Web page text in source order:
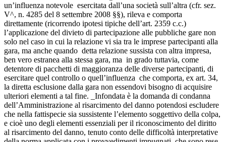
un’influenza notevole esercitata dall’una società sull’altra (cfr. sez.
V^, n. 4285 del 8 settembre 2008 §§), rileva e comporta
direttamente (ricorrendo ipotesi tipiche dell’art. 2359 c.c.)
l’applicazione del divieto di partecipazione alle pubbliche gare non
solo nel caso in cui la relazione vi sia tra le imprese partecipanti alla
gara, ma anche quando detta relazione sussista con altra impresa,
ben vero estranea alla stessa gara, ma in grado tuttavia, come
detentore di pacchetti di maggioranza delle diverse partecipanti, di
esercitare quel controllo o quell’influenza che comporta, ex art. 34,
la diretta esclusione dalla gara non essendovi bisogno di acquisire
ulteriori elementi a tal fine. _Infondata è la domanda di condanna
dell’Amministrazione al risarcimento del danno potendosi escludere
che nella fattispecie sia sussistente l’elemento soggettivo della colpa,
e cioè uno degli elementi essenziali per il riconoscimento del diritto
al risarcimento del danno, tenuto conto delle difficoltà interpretative